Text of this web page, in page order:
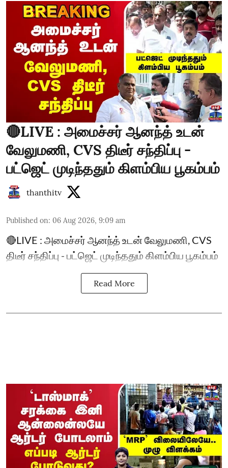
🔴LIVE : அமைச்சர் ஆனந்த் உடன்
வேலுமணி, CVS திடீர் சந்திப்பு -
பட்ஜெட் முடிந்ததும் கிளம்பிய பூகம்பம்
thanthitv
Published on: 06 Aug 2026, 9:09 am
🔴LIVE : அமைச்சர் ஆனந்த் உடன் வேலுமணி, CVS
திடீர் சந்திப்பு - பட்ஜெட் முடிந்ததும் கிளம்பிய பூகம்பம்
Read More